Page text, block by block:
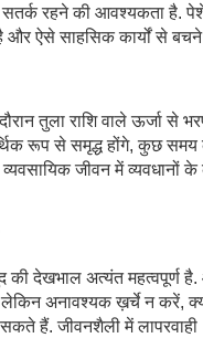
रहने की आवश्यकता है.
ऐसे साहसिक कार्यों से
तुला राशि वाले ऊर्जा
रूप से समृद्ध होंगे, कुछ समय
व्यवसायिक जीवन में
की देखभाल अत्यंत
लेकिन अनावश्यक ख़र्चे न करें,
हैं. जीवनशैली में लापरवाही